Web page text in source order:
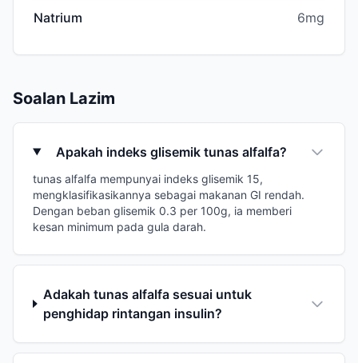
Natrium 6mg
Soalan Lazim
Apakah indeks glisemik tunas alfalfa?
tunas alfalfa mempunyai indeks glisemik 15,
mengklasifikasikannya sebagai makanan GI rendah.
Dengan beban glisemik 0.3 per 100g, ia memberi
kesan minimum pada gula darah.
Adakah tunas alfalfa sesuai untuk
penghidap rintangan insulin?